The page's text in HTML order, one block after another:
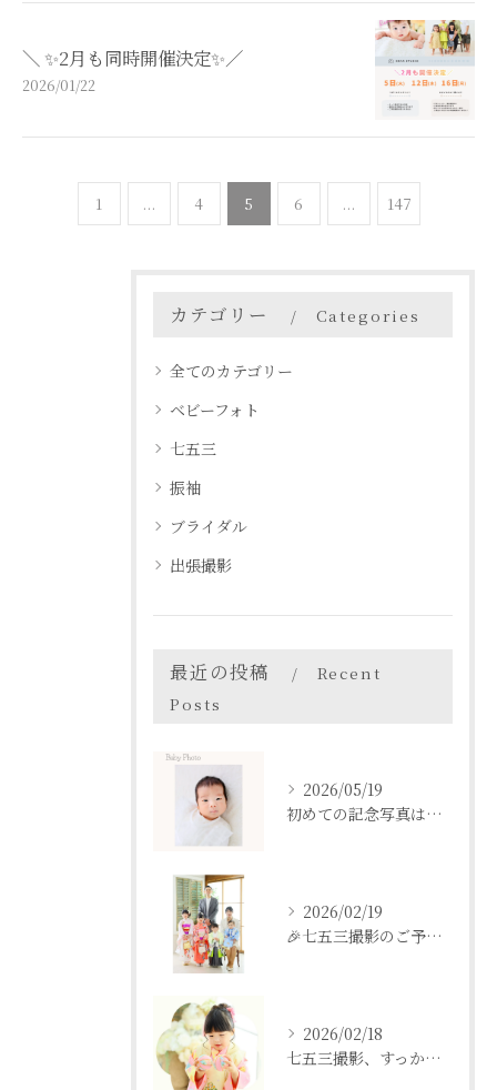
＼ ✨️2月も同時開催決定✨️／
2026/01/22
1 ... 4 5 6 ... 147
カテゴリー Categories
全てのカテゴリー
ベビーフォト
七五三
振袖
ブライダル
出張撮影
最近の投稿
Recent
Posts
2026/05/19
初めての記念写真はは、DEAR STUDIOで。
2026/02/19
🎉七五三撮影のご予約をご検討中の方へ🎉
2026/02/18
七五三撮影、すっかり忘れてた💦という方も